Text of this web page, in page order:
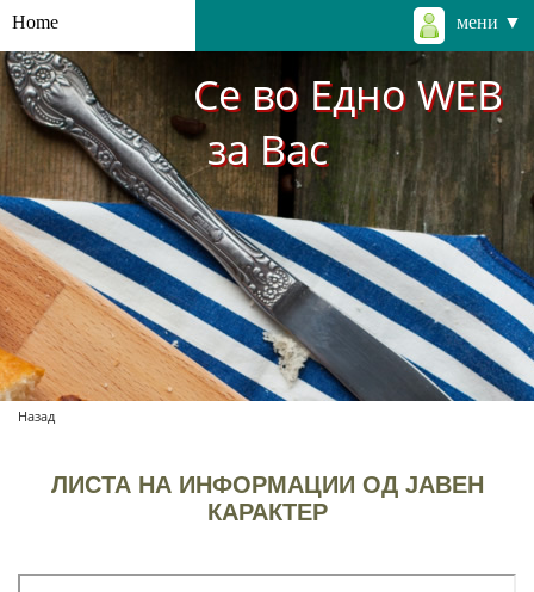
Home мени ▼
Се во Едно WEB
за Вас
Назад
ЛИСТА НА ИНФОРМАЦИИ ОД ЈАВЕН
КАРАКТЕР